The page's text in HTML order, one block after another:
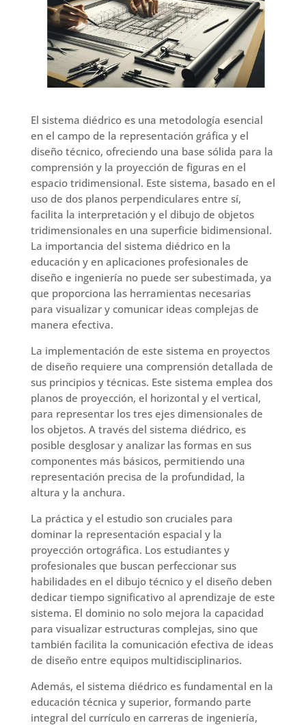
El sistema diédrico es una metodología esencial
en el campo de la representación gráfica y el
diseño técnico, ofreciendo una base sólida para la
comprensión y la proyección de figuras en el
espacio tridimensional. Este sistema, basado en el
uso de dos planos perpendiculares entre sí,
facilita la interpretación y el dibujo de objetos
tridimensionales en una superficie bidimensional.
La importancia del sistema diédrico en la
educación y en aplicaciones profesionales de
diseño e ingeniería no puede ser subestimada, ya
que proporciona las herramientas necesarias
para visualizar y comunicar ideas complejas de
manera efectiva.
La implementación de este sistema en proyectos
de diseño requiere una comprensión detallada de
sus principios y técnicas. Este sistema emplea dos
planos de proyección, el horizontal y el vertical,
para representar los tres ejes dimensionales de
los objetos. A través del sistema diédrico, es
posible desglosar y analizar las formas en sus
componentes más básicos, permitiendo una
representación precisa de la profundidad, la
altura y la anchura.
La práctica y el estudio son cruciales para
dominar la representación espacial y la
proyección ortográfica. Los estudiantes y
profesionales que buscan perfeccionar sus
habilidades en el dibujo técnico y el diseño deben
dedicar tiempo significativo al aprendizaje de este
sistema. El dominio no solo mejora la capacidad
para visualizar estructuras complejas, sino que
también facilita la comunicación efectiva de ideas
de diseño entre equipos multidisciplinarios.
Además, el sistema diédrico es fundamental en la
educación técnica y superior, formando parte
integral del currículo en carreras de ingeniería,